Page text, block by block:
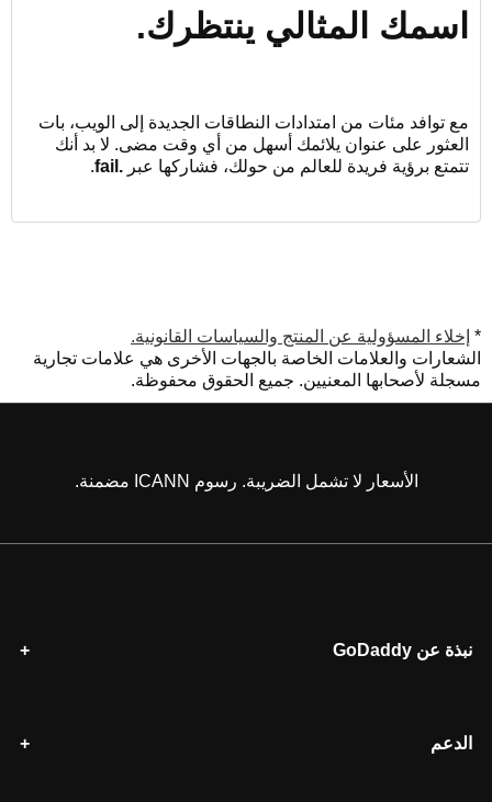
اسمك المثالي ينتظرك.
مع توافد مئات من امتدادات النطاقات الجديدة إلى الويب، بات
العثور على عنوان يلائمك أسهل من أي وقت مضى. لا بد أنك
تتمتع برؤية فريدة للعالم من حولك، فشاركها عبر .fail‎
.
* إخلاء المسؤولية عن المنتج والسياسات القانونية.
الشعارات والعلامات الخاصة بالجهات الأخرى هي علامات تجارية
مسجلة لأصحابها المعنيين. جميع الحقوق محفوظة.
الأسعار لا تشمل الضريبة. رسوم ICANN مضمنة.
نبذة عن GoDaddy
الدعم